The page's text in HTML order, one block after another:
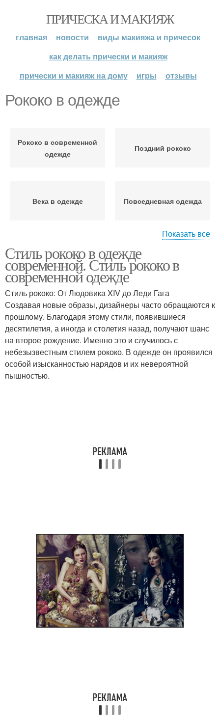
ПРИЧЕСКА И МАКИЯЖ
главная новости
виды макияжа и причесок
как делать прически и макияж
прически и макияж на дому
игры отзывы
Рококо в одежде
Рококо в современной
одежде
Поздний рококо
Века в одежде Повседневная одежда
Барокко в одежде
Показать все
Стиль рококо в одежде
современной. Стиль рококо в
современной одежде
Стиль рококо: От Людовика XIV до Леди Гага
Создавая новые образы, дизайнеры часто обращаются к
прошлому. Благодаря этому стили, появившиеся
десятилетия, а иногда и столетия назад, получают шанс
на второе рождение. Именно это и случилось с
небезызвестным стилем рококо. В одежде он проявился
особой изысканностью нарядов и их невероятной
пышностью.